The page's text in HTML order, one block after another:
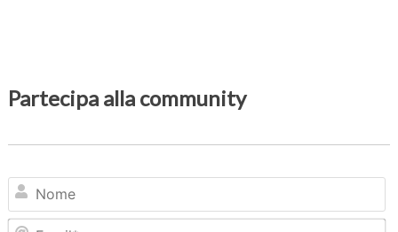
Partecipa alla community